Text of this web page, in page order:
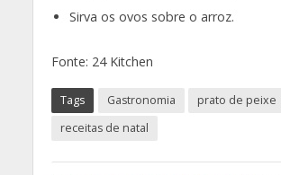
Sirva os ovos sobre o arroz.
Fonte: 24 Kitchen
Tags Gastronomia
prato de peixe
receitas de natal